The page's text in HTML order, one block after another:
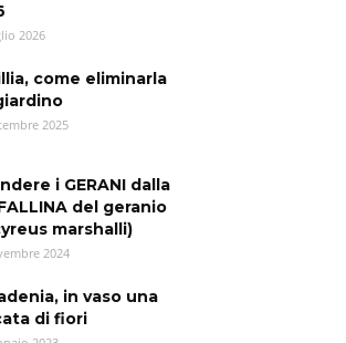
2026
come eliminarla
2025
i GERANI dalla
del geranio
marshalli)
2024
in vaso una
di fiori